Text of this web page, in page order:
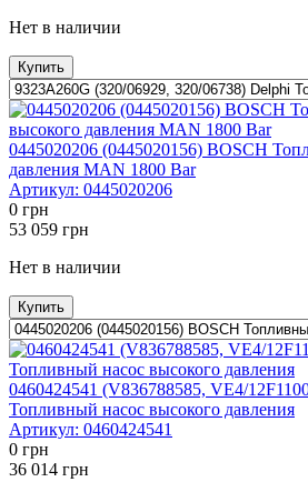
Нет в наличии
Купить
0445020206 (0445020156) BOSCH
давления MAN 1800 Bar
Артикул: 0445020206
0 грн
53 059 грн
Нет в наличии
Купить
0460424541 (V836788585, VE4/
Топливный насос высокого давления
Артикул: 0460424541
0 грн
36 014 грн